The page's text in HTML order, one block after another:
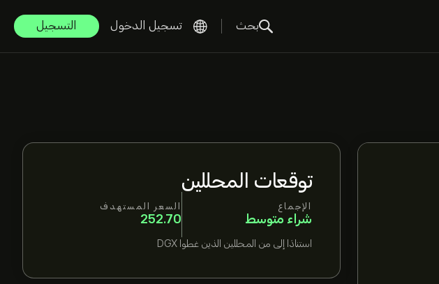
بحث تسجيل الدخول التسجيل
توقعات المحللين
الإجماع
شراء متوسط
السعر المستهدف
252.70
استنادًا إلى من المحللين الذين غطوا DGX